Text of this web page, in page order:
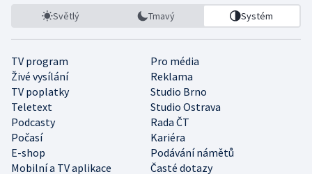
Světlý Tmavý Systém
TV program
Pro média
Živé vysílání
Reklama
TV poplatky
Studio Brno
Teletext
Studio Ostrava
Podcasty
Rada ČT
Počasí
Kariéra
E-shop
Podávání námětů
Mobilní a TV aplikace
Časté dotazy